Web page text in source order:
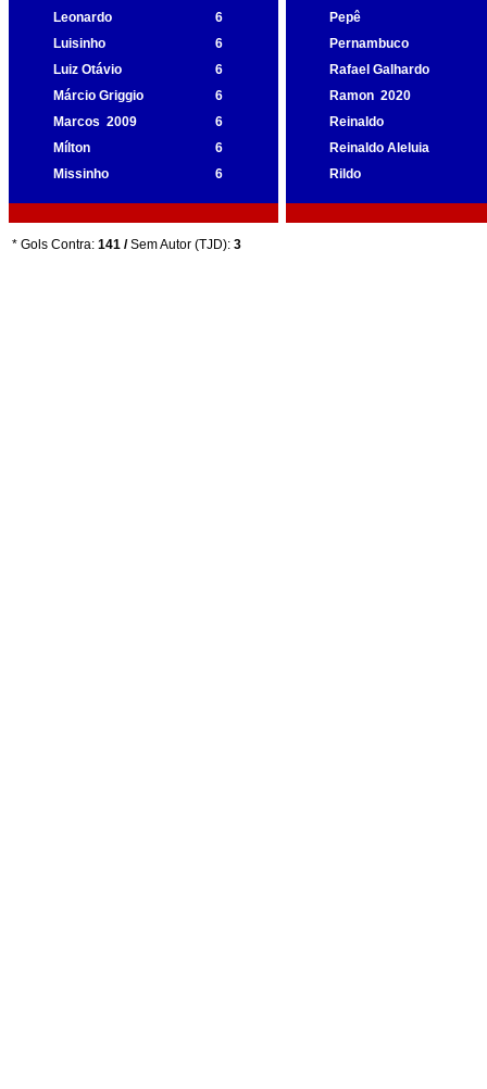
Leonardo
6
Pepê
Luisinho
6
Pernambuco
Luiz Otávio
6
Rafael Galhardo
Márcio Griggio
6 Ramon 2020
Marcos 2009 6
Reinaldo
Mílton
6
Reinaldo Aleluia
Missinho
6 Rildo
* Gols Contra: 141 /Sem Autor (TJD): 3